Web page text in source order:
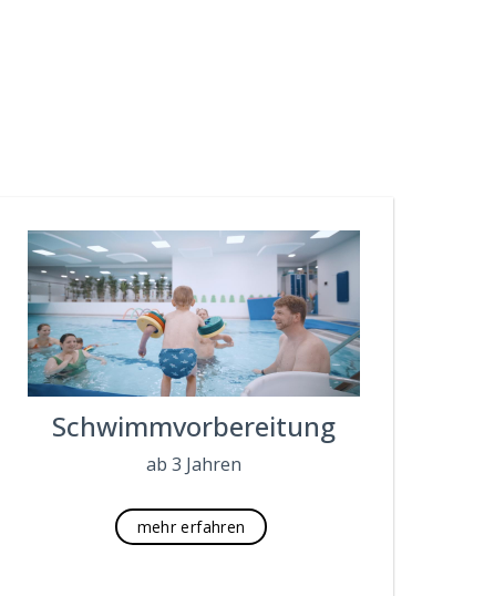
Schwimmvorbereitung
ab 3 Jahren
mehr erfahren